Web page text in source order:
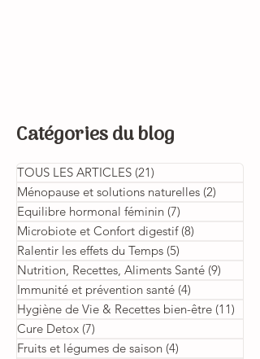
Catégories du blog
TOUS LES ARTICLES (21)
Ménopause et solutions naturelles (2)
Equilibre hormonal féminin (7)
Microbiote et Confort digestif (8)
Ralentir les effets du Temps (5)
Nutrition, Recettes, Aliments Santé (9)
Immunité et prévention santé (4)
Hygiène de Vie & Recettes bien-être (11)
Cure Detox (7)
Fruits et légumes de saison (4)